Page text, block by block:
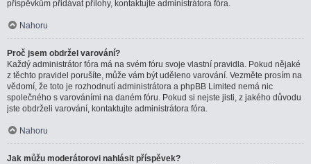
příspěvkům přidávat přílohy, kontaktujte administrátora fóra.
Nahoru
Proč jsem obdržel varování?
Každý administrátor fóra má na svém fóru svoje vlastní pravidla. Pokud nějaké
z těchto pravidel porušíte, může vám být uděleno varování. Vezměte prosím na
vědomí, že toto je rozhodnutí administrátora a phpBB Limited nemá nic
společného s varováními na daném fóru. Pokud si nejste jisti, z jakého důvodu
jste obdrželi varování, kontaktujte administrátora fóra.
Nahoru
Jak můžu moderátorovi nahlásit příspěvek?